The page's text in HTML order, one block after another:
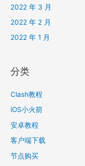
2022 年 3 月
2022 年 2 月
2022 年 1 月
分类
Clash教程
iOS小火箭
安卓教程
客户端下载
节点购买